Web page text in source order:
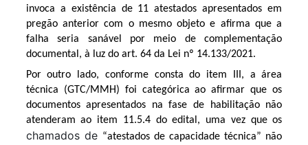
invoca a existência de 11 atestados apresentados em
pregão anterior com o mesmo objeto e afirma que a
falha seria sanável por meio de complementação
documental, à luz do art. 64 da Lei nº 14.133/2021.
Por outro lado, conforme consta do item III, a área
técnica (GTC/MMH) foi categórica ao afirmar que os
documentos apresentados na fase de habilitação não
atenderam ao item 11.5.4 do edital, uma vez que os
chamados de “atestados de capacidade técnica” não